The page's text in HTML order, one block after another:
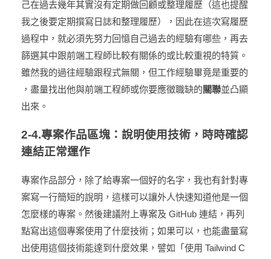
己在過去幾年其實沒有定期做回顧或整理履歷（這也提醒
我之後要定期撰寫日誌和整理履歷），因此在這次寫履歷
過程中，就必須先努力回憶自己過去的經驗有哪些，再去
篩選其中跟前端工程師比較有關係的或比較重視的特質。
雖然我的過往經驗跟程式無關，但工作經驗畢竟是重要的
，盡量找出他與前端工程師或你要應徵職缺的 關聯並凸顯
出來。
2-4.專案作品區塊：說明使用技術，時時確認
連結正常運作
專案作品部分，除了給專案一個好的名字，我也有針對專
案寫一行簡短的說明，這樣可以讓外人快速知道他是一個
怎麼樣的專案。然後建議附上專案及 GitHub 連結，再列
點寫出這個專案使用了什麼技術；如果可以，也能盡量寫
出使用這個技術能達到什麼效果，譬如「使用 Tailwind C